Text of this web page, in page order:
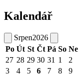
Kalendář
Srpen2026
Po Út St Čt Pá So Ne
27 28 29 30 31 1
2
3
4 5 6 7 8
9